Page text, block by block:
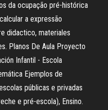
da ocupação pré-histórica
a expressão
didactico, materiales
Planos De Aula Proyecto
Infantil - Escola
Ejemplos de
públicas e privadas
e pré-escola), Ensino.